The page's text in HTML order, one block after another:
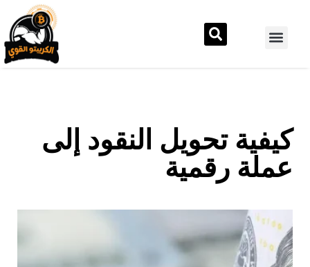
كيفية تحويل النقود إلى
عملة رقمية